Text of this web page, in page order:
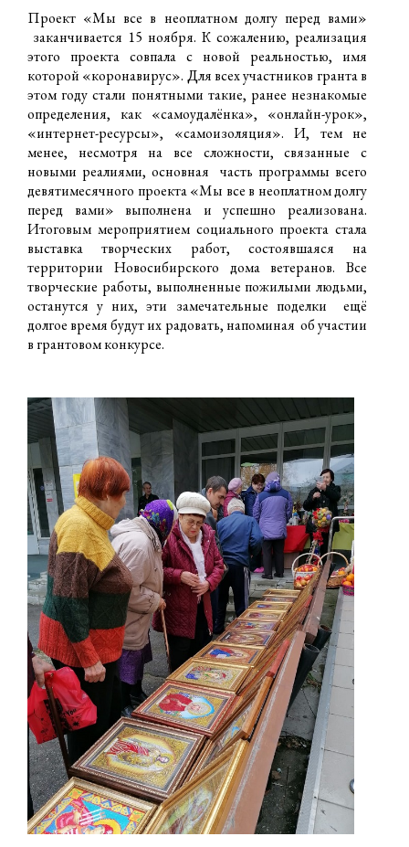
Проект «Мы все в неоплатном долгу перед вами»
заканчивается 15 ноября. К сожалению, реализация
этого проекта совпала с новой реальностью, имя
которой «коронавирус». Для всех участников гранта в
этом году стали понятными такие, ранее незнакомые
определения, как «самоудалёнка», «онлайн-урок»,
«интернет-ресурсы», «самоизоляция». И, тем не
менее, несмотря на все сложности, связанные с
новыми реалиями, основная часть программы всего
девятимесячного проекта «Мы все в неоплатном долгу
перед вами» выполнена и успешно реализована.
Итоговым мероприятием социального проекта стала
выставка творческих работ, состоявшаяся на
территории Новосибирского дома ветеранов. Все
творческие работы, выполненные пожилыми людьми,
останутся у них, эти замечательные поделки ещё
долгое время будут их радовать, напоминая об участии
в грантовом конкурсе.